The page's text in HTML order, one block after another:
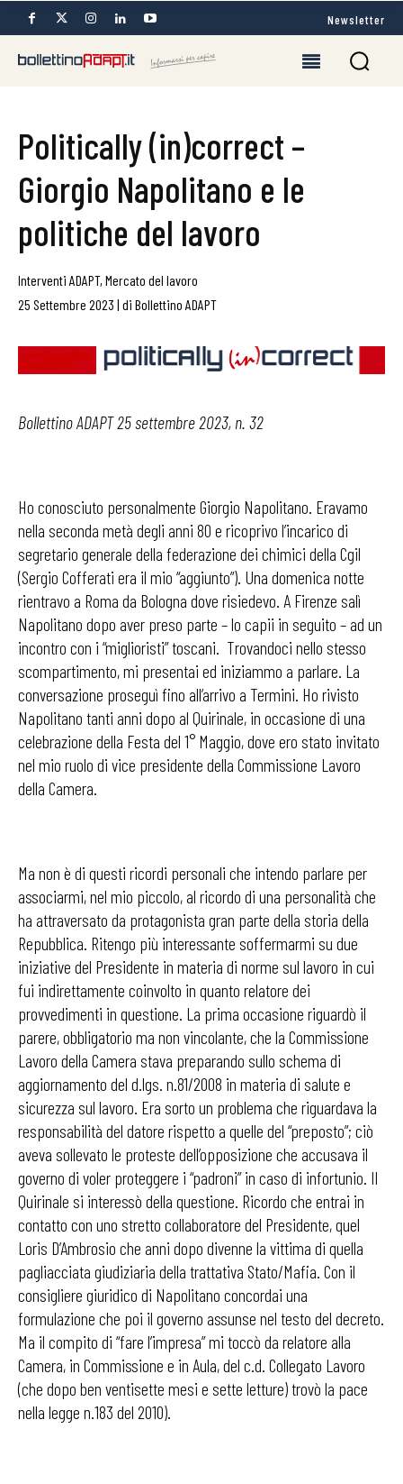
Newsletter
Politically (in)correct –
Giorgio Napolitano e le
politiche del lavoro
Interventi ADAPT, Mercato del lavoro
25 Settembre 2023 | di Bollettino ADAPT
Bollettino ADAPT 25 settembre 2023, n. 32
Ho conosciuto personalmente Giorgio Napolitano. Eravamo
nella seconda metà degli anni 80 e ricoprivo l’incarico di
segretario generale della federazione dei chimici della Cgil
(Sergio Cofferati era il mio “aggiunto”). Una domenica notte
rientravo a Roma da Bologna dove risiedevo. A Firenze salì
Napolitano dopo aver preso parte – lo capii in seguito – ad un
incontro con i “miglioristi” toscani. Trovandoci nello stesso
scompartimento, mi presentai ed iniziammo a parlare. La
conversazione proseguì fino all’arrivo a Termini. Ho rivisto
Napolitano tanti anni dopo al Quirinale, in occasione di una
celebrazione della Festa del 1° Maggio, dove ero stato invitato
nel mio ruolo di vice presidente della Commissione Lavoro
della Camera.
Ma non è di questi ricordi personali che intendo parlare per
associarmi, nel mio piccolo, al ricordo di una personalità che
ha attraversato da protagonista gran parte della storia della
Repubblica. Ritengo più interessante soffermarmi su due
iniziative del Presidente in materia di norme sul lavoro in cui
fui indirettamente coinvolto in quanto relatore dei
provvedimenti in questione. La prima occasione riguardò il
parere, obbligatorio ma non vincolante, che la Commissione
Lavoro della Camera stava preparando sullo schema di
aggiornamento del d.lgs. n.81/2008 in materia di salute e
sicurezza sul lavoro. Era sorto un problema che riguardava la
responsabilità del datore rispetto a quelle del “preposto”; ciò
aveva sollevato le proteste dell’opposizione che accusava il
governo di voler proteggere i “padroni” in caso di infortunio. Il
Quirinale si interessò della questione. Ricordo che entrai in
contatto con uno stretto collaboratore del Presidente, quel
Loris D’Ambrosio che anni dopo divenne la vittima di quella
pagliacciata giudiziaria della trattativa Stato/Mafia. Con il
consigliere giuridico di Napolitano concordai una
formulazione che poi il governo assunse nel testo del decreto.
Ma il compito di “fare l’impresa” mi toccò da relatore alla
Camera, in Commissione e in Aula, del c.d. Collegato Lavoro
(che dopo ben ventisette mesi e sette letture) trovò la pace
nella legge n.183 del 2010).